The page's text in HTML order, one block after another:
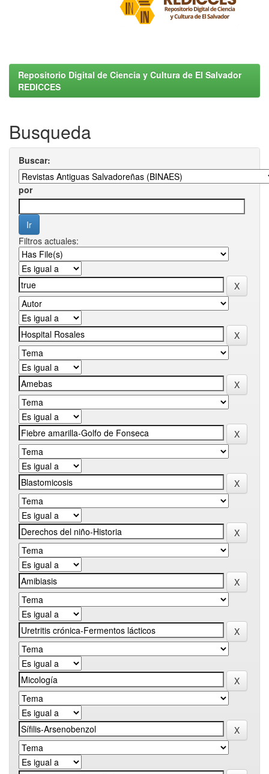
Repositorio Digital de Ciencia y Cultura de El Salvador
REDICCES
Busqueda
Buscar:
por
Filtros actuales: